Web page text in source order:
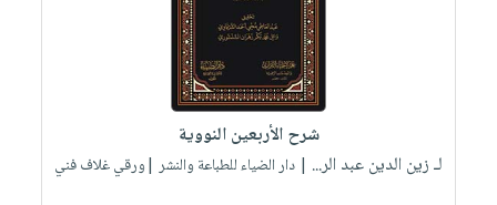
شرح الأربعين النووية
لـ زين الدين عبد الر... | دار الضياء للطباعة والنشر |ورقي غلاف فني